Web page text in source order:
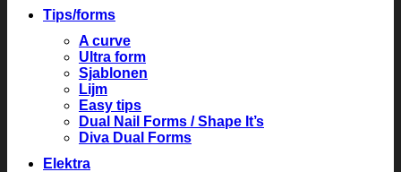
Tips/forms
A curve
Ultra form
Sjablonen
Lijm
Easy tips
Dual Nail Forms / Shape It’s
Diva Dual Forms
Elektra